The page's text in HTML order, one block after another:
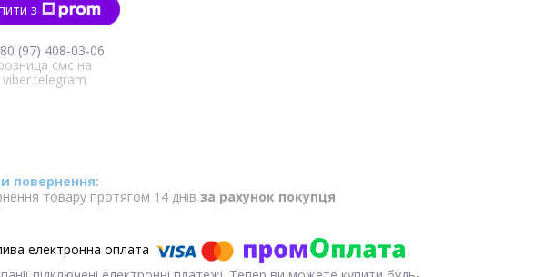
з
(97) 408-03-06
смс на
viber.telegram
товару протягом 14 днів за рахунок покупця